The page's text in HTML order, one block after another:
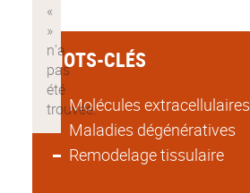
MOTS-CLÉS
Molécules extracellulaires
Maladies dégénératives
Remodelage tissulaire